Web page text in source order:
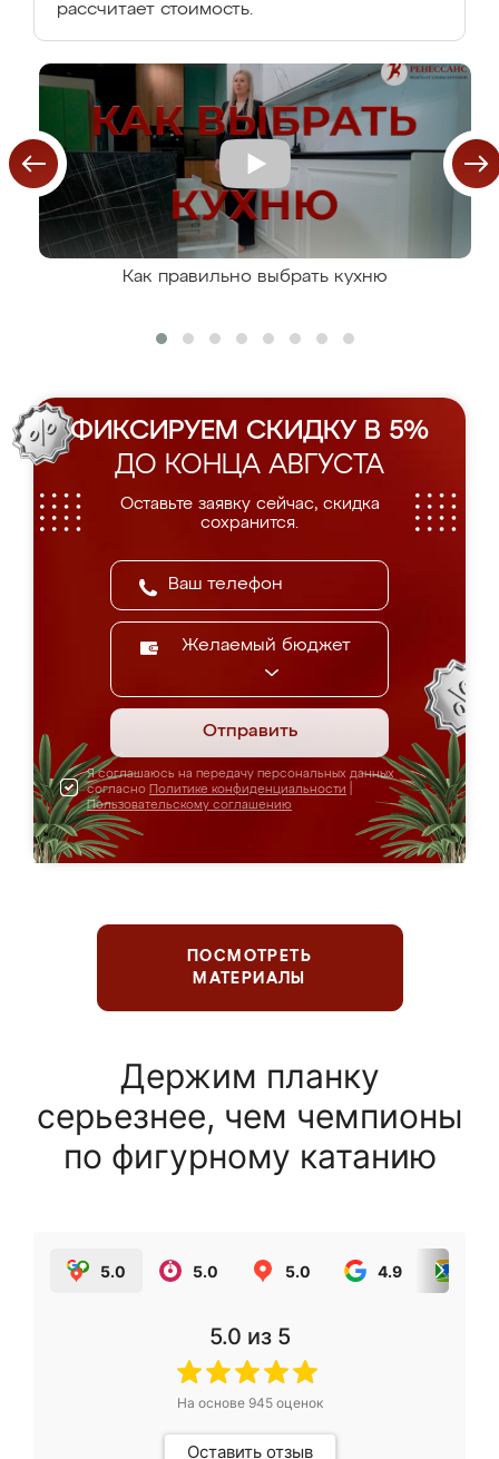
рассчитает стоимость.
Как правильно выбрать кухню
ФИКСИРУЕМ СКИДКУ В 5%
ДО КОНЦА АВГУСТА
Оставьте заявку сейчас, скидка
сохранится.
Желаемый бюджет
Отправить
Я соглашаюсь на передачу персональных данных
согласно Политике конфиденциальности
Пользовательскому соглашению
ПОСМОТРЕТЬ
МАТЕРИАЛЫ
Держим планку
серьезнее, чем чемпионы
по фигурному катанию
5.0 5.0 5.0 4.9
5.0 из 5
На основе 945оценок
Оставить отзыв